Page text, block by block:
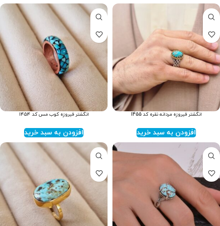
انگشتر فیروزه مردانه نقره کد 1455
افزودن به سبد خرید
انگشتر فیروزه کوب مس کد ۱۴۵۴
افزودن به سبد خرید